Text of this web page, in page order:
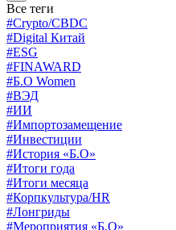
Все теги
#Crypto/CBDC
#Digital Китай
#ESG
#FINAWARD
#Б.О Women
#ВЭД
#ИИ
#Импортозамещение
#Инвестиции
#История «Б.О»
#Итоги года
#Итоги месяца
#Корпкультура/HR
#Лонгриды
#Мероприятия «Б.О»